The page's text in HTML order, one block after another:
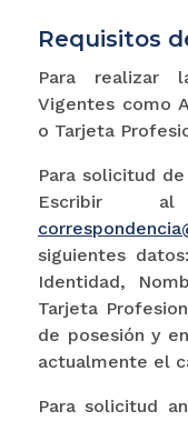
Requisitos
Para realizar
Vigentes como
o Tarjeta
Para solicitud
Escribir al
siguientes
Identidad,
Tarjeta
de posesión y
actualmente el
Para solicitud